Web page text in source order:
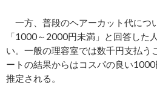
一方、普段のヘアーカット代につ
「1000～2000円未満」と回答した
い。一般の理容室では数千円支払う
ートの結果からはコスパの良い
推定される。